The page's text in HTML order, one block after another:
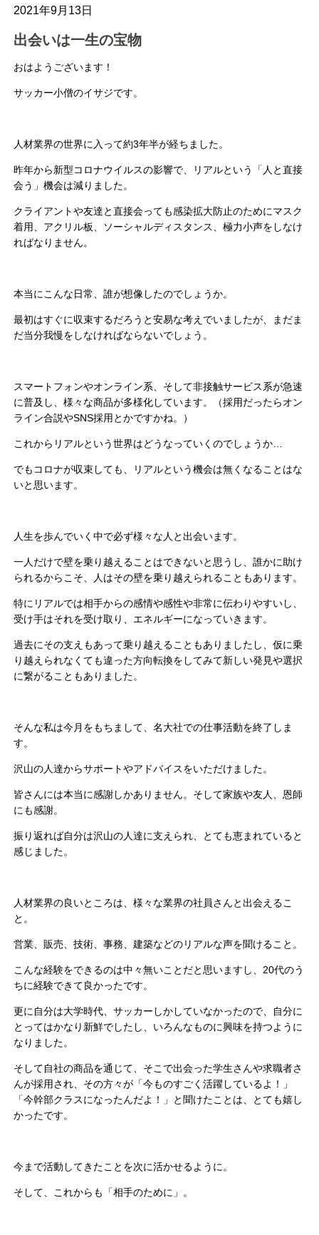
2021年9月13日
出会いは一生の宝物
おはようございます！
サッカー小僧のイサジです。
人材業界の世界に入って約3年半が経ちました。
昨年から新型コロナウイルスの影響で、リアルという「人と直接
会う」機会は減りました。
クライアントや友達と直接会っても感染拡大防止のためにマスク
着用、アクリル板、ソーシャルディスタンス、極力小声をしなけ
ればなりません。
本当にこんな日常、誰が想像したのでしょうか。
最初はすぐに収束するだろうと安易な考えでいましたが、まだま
だ当分我慢をしなければならないでしょう。
スマートフォンやオンライン系、そして非接触サービス系が急速
に普及し、様々な商品が多様化しています。（採用だったらオン
ライン合説やSNS採用とかですかね。）
これからリアルという世界はどうなっていくのでしょうか…
でもコロナが収束しても、リアルという機会は無くなることはな
いと思います。
人生を歩んでいく中で必ず様々な人と出会います。
一人だけで壁を乗り越えることはできないと思うし、誰かに助け
られるからこそ、人はその壁を乗り越えられることもあります。
特にリアルでは相手からの感情や感性や非常に伝わりやすいし、
受け手はそれを受け取り、エネルギーになっていきます。
過去にその支えもあって乗り越えることもありましたし、仮に乗
り越えられなくても違った方向転換をしてみて新しい発見や選択
に繋がることもありました。
そんな私は今月をもちまして、名大社での仕事活動を終了しま
す。
沢山の人達からサポートやアドバイスをいただけました。
皆さんには本当に感謝しかありません。そして家族や友人、恩師
にも感謝。
振り返れば自分は沢山の人達に支えられ、とても恵まれていると
感じました。
人材業界の良いところは、様々な業界の社員さんと出会えるこ
と。
営業、販売、技術、事務、建築などのリアルな声を聞けること。
こんな経験をできるのは中々無いことだと思いますし、20代のう
ちに経験できて良かったです。
更に自分は大学時代、サッカーしかしていなかったので、自分に
とってはかなり新鮮でしたし、いろんなものに興味を持つように
なりました。
そして自社の商品を通じて、そこで出会った学生さんや求職者さ
んが採用され、その方々が「今ものすごく活躍しているよ！」
「今幹部クラスになったんだよ！」と聞けたことは、とても嬉し
かったです。
今まで活動してきたことを次に活かせるように。
そして、これからも「相手のために」。